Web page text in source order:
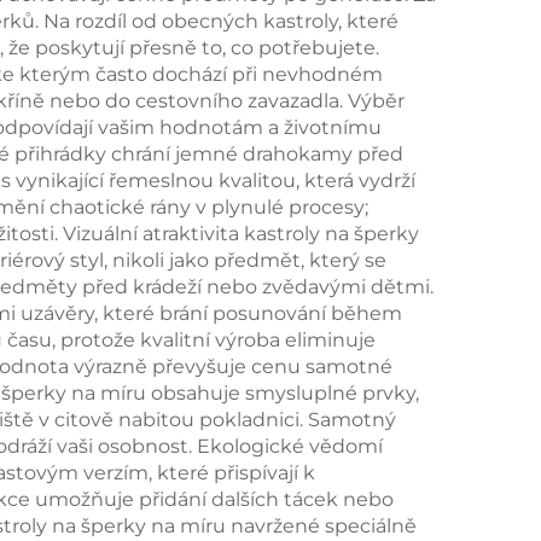
krabička s třídou pro
balení,
personalizovaná
dárková krabička,
dávkové balení
Na rozdíl od obecných kastroly, které
poskytují přesně to, co potřebujete.
kterým často dochází při nevhodném
nebo do cestovního zavazadla. Výběr
vašim hodnotám a životnímu
přihrádky chrání jemné drahokamy před
vynikající řemeslnou kvalitou, která vydrží
chaotické rány v plynulé procesy;
Vizuální atraktivita kastroly na šperky
styl, nikoli jako předmět, který se
před krádeží nebo zvědavými dětmi.
uzávěry, které brání posunování během
protože kvalitní výroba eliminuje
výrazně převyšuje cenu samotné
na míru obsahuje smysluplné prvky,
v citově nabitou pokladnici. Samotný
vaši osobnost. Ekologické vědomí
verzím, které přispívají k
umožňuje přidání dalších tácek nebo
na šperky na míru navržené speciálně